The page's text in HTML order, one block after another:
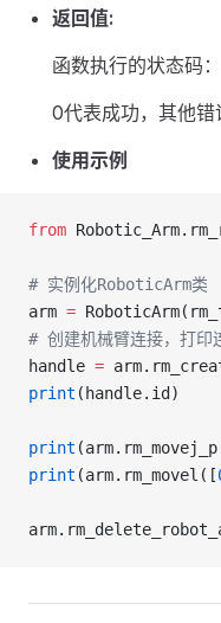
返回值:
函数执行的状态码：
0代表成功，其他错
使用示例
from
# 实例化RoboticArm类
arm =
# 创建机械臂连接，打印
handle =
print (handle.id)
print
print (arm.rm_movel([